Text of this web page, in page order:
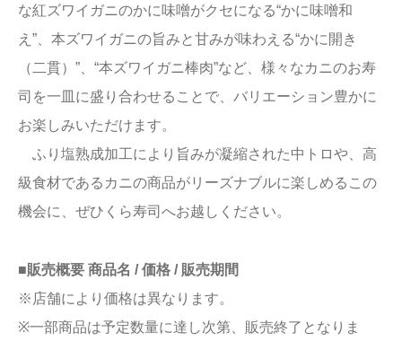
な紅ズワイガニのかに味噌がクセになる“かに味噌和
え”、本ズワイガニの旨みと甘みが味わえる“かに開き
（二貫）”、“本ズワイガニ棒肉”など、様々なカニのお寿
司を一皿に盛り合わせることで、バリエーション豊かに
お楽しみいただけます。
ふり塩熟成加工により旨みが凝縮された中トロや、高
級食材であるカニの商品がリーズナブルに楽しめるこの
機会に、ぜひくら寿司へお越しください。
■販売概要 商品名 / 価格 / 販売期間
※店舗により価格は異なります。
※一部商品は予定数量に達し次第、販売終了となりま